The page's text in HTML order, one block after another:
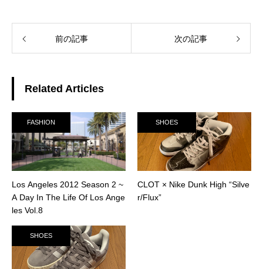
前の記事 次の記事
Related Articles
FASHION
Los Angeles 2012 Season 2 ~
A Day In The Life Of Los Ange
les Vol.8
SHOES
CLOT × Nike Dunk High “Silve
r/Flux”
SHOES